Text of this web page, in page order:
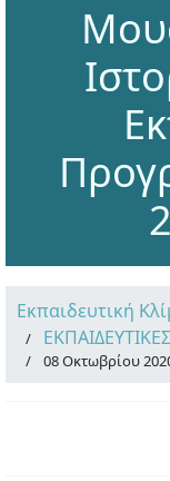
Εκπαιδευτική
08 Οκτωβρίου